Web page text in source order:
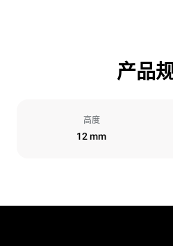
产品
高度
12 mm